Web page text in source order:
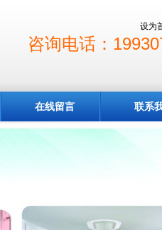
设为
咨询电话：
在线留言 联系